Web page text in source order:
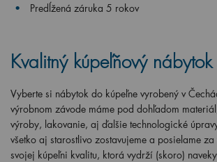
Predĺžená záruka 5 rokov
Kvalitný kúpeľňový
Vyberte si nábytok do kúpeľne vyrobený v
výrobnom závode máme pod dohľadom
výroby, lakovanie, aj ďalšie technologické
všetko aj starostlivo zostavujeme a posielame
svojej kúpeľni kvalitu, ktorá vydrží (skoro)